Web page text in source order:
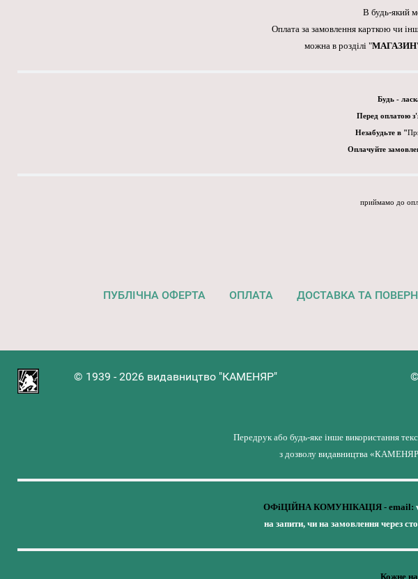
В будь-який
Оплата за замовлення карткою чи
можна в розділі "МАГАЗИН
Будь -
Перед оплатою
Незабудьте в "
Оплачуйте
приймамо до
ПУБЛІЧНА ОФЕРТА ОПЛАТА ДОСТАВКА ТА
© 1939 - 2026 видавництво "КАМЕНЯР"
Передрук або будь-яке інше використання
з дозволу видавництва
ОФіЦІЙНА КОМУНІКАЦІЯ - email:
на запити, чи на замовлення через
Кожне